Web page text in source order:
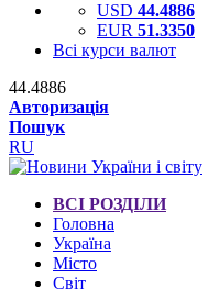
USD 44.4886
EUR 51.3350
Всі курси валют
44.4886
Авторизація
Пошук
RU
ВСІ РОЗДІЛИ
Головна
Україна
Місто
Світ